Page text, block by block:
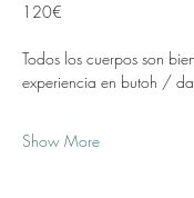
120€
Todos los cuerpos son
experiencia en butoh /
Show More